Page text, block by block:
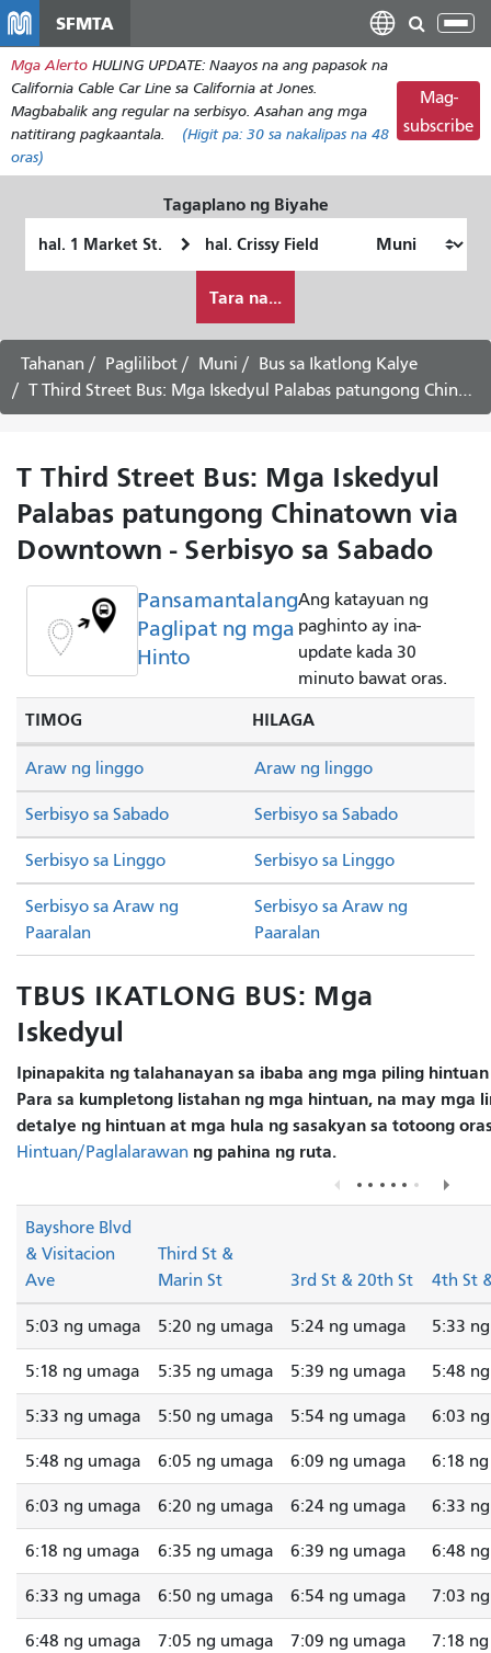
pangunahing
nilalaman
SFMTA
I-
ang
Mga Alerto HULING UPDATE: Naayos na ang papasok na
California Cable Car Line sa California at Jones.
Magbabalik ang regular na serbisyo. Asahan ang mga
natitirang pagkaantala.
(Higit pa: 30 sa nakalipas na 48
oras)
Mag-
subscribe
Tagaplano ng Biyahe
ko
gustong
maglakbay
Tara na...
Tahanan Paglilibot Muni
Bus sa Ikatlong Kalye
T Third Street Bus: Mga Iskedyul Palabas patungong Chinatown via Downtown - Serbisyo sa Sabado
T Third Street Bus: Mga Iskedyul
Palabas patungong Chinatown via
Downtown - Serbisyo sa Sabado
Pansamantalang
Paglipat ng mga
Hinto
Ang katayuan ng
paghinto ay ina-
update kada 30
minuto bawat oras.
TIMOG HILAGA
Serbisyo sa Sabado Serbisyo sa Sabado
Serbisyo sa Linggo Serbisyo sa Linggo
Araw ng linggo Araw ng linggo
Serbisyo sa Araw ng
Paaralan
Serbisyo sa Araw ng
Paaralan
TBUS IKATLONG BUS: Mga
Iskedyul
Ipinapakita ng talahanayan sa ibaba ang mga piling
Para sa kumpletong listahan ng mga hintuan, na may mga
detalye ng hintuan at mga hula ng sasakyan sa totoong
Hintuan/Paglalarawan ng pahina ng ruta.
Bayshore Blvd
& Visitacion
Ave
Third St &
Marin St
3rd St & 20th St 4th St
5:03 ng umaga 5:20 ng umaga 5:24 ng umaga 5:33
5:18 ng umaga 5:35 ng umaga 5:39 ng umaga 5:48
5:33 ng umaga 5:50 ng umaga 5:54 ng umaga 6:03
5:48 ng umaga 6:05 ng umaga 6:09 ng umaga 6:18
6:03 ng umaga 6:20 ng umaga 6:24 ng umaga 6:33
6:18 ng umaga 6:35 ng umaga 6:39 ng umaga 6:48
6:33 ng umaga 6:50 ng umaga 6:54 ng umaga 7:03
6:48 ng umaga 7:05 ng umaga 7:09 ng umaga 7:18